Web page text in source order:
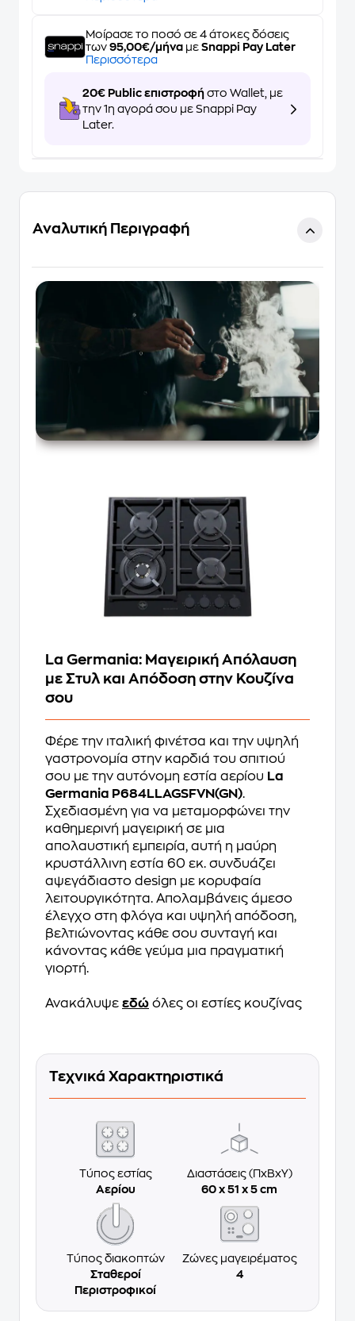
Μοίρασε το ποσό σε 4 άτοκες δόσεις
των 95,00€/μήνα με Snappi Pay Later
Περισσότερα
20€ Public επιστροφή στο Wallet, με
την 1η αγορά σου με Snappi Pay
Later.
Αναλυτική Περιγραφή
La Germania: Μαγειρική Απόλαυση
με Στυλ και Απόδοση στην Κουζίνα
σου
Φέρε την ιταλική φινέτσα και την υψηλή
γαστρονομία στην καρδιά του σπιτιού
σου με την αυτόνομη εστία αερίου La
Germania P684LLAGSFVN(GN).
Σχεδιασμένη για να μεταμορφώνει την
καθημερινή μαγειρική σε μια
απολαυστική εμπειρία, αυτή η μαύρη
κρυστάλλινη εστία 60 εκ. συνδυάζει
αψεγάδιαστο design με κορυφαία
λειτουργικότητα. Απολαμβάνεις άμεσο
έλεγχο στη φλόγα και υψηλή απόδοση,
βελτιώνοντας κάθε σου συνταγή και
κάνοντας κάθε γεύμα μια πραγματική
γιορτή.
Ανακάλυψε εδώ όλες οι εστίες κουζίνας
Τεχνικά Χαρακτηριστικά
Τύπος εστίας
Αερίου
Διαστάσεις (ΠxΒxΥ)
60 x 51 x 5 cm
Τύπος διακοπτών
Σταθεροί
Περιστροφικοί
Ζώνες μαγειρέματος
4